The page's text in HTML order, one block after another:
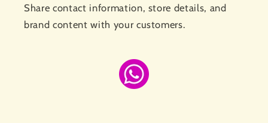
Share contact information, store details, and
brand content with your customers.